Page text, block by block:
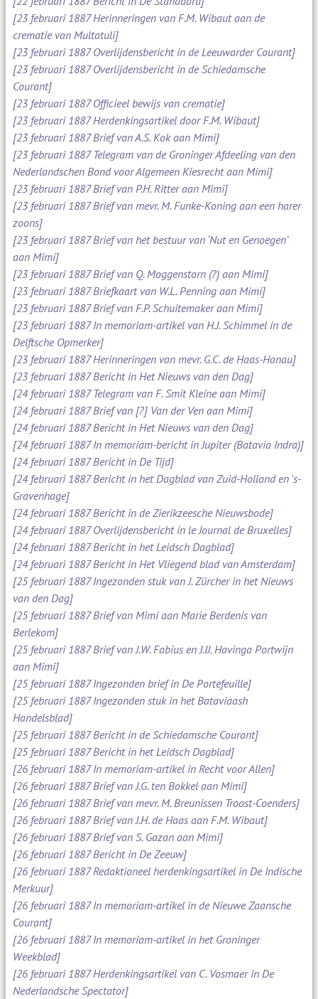
[23 februari 1887 Herinneringen van F.M. Wibaut aan de
crematie van Multatuli]
[23 februari 1887 Overlijdensbericht in de Leeuwarder Courant]
[23 februari 1887 Overlijdensbericht in de Schiedamsche
Courant]
[23 februari 1887 Officieel bewijs van crematie]
[23 februari 1887 Herdenkingsartikel door F.M. Wibaut]
[23 februari 1887 Brief van A.S. Kok aan Mimi]
[23 februari 1887 Telegram van de Groninger Afdeeling van den
Nederlandschen Bond voor Algemeen Kiesrecht aan Mimi]
[23 februari 1887 Brief van P.H. Ritter aan Mimi]
[23 februari 1887 Brief van mevr. M. Funke-Koning aan een harer
zoons]
[23 februari 1887 Brief van het bestuur van ‘Nut en Genoegen’
aan Mimi]
[23 februari 1887 Brief van Q. Moggenstorn (?) aan Mimi]
[23 februari 1887 Briefkaart van W.L. Penning aan Mimi]
[23 februari 1887 Brief van F.P. Schuitemaker aan Mimi]
[23 februari 1887 In memoriam-artikel van H.J. Schimmel in de
Delftsche Opmerker]
[23 februari 1887 Herinneringen van mevr. G.C. de Haas-Hanau]
[23 februari 1887 Bericht in Het Nieuws van den Dag]
[24 februari 1887 Telegram van F. Smit Kleine aan Mimi]
[24 februari 1887 Brief van [?] Van der Ven aan Mimi]
[24 februari 1887 Bericht in Het Nieuws van den Dag]
[24 februari 1887 In memoriam-bericht in Jupiter (Batavia Indra)]
[24 februari 1887 Bericht in De Tijd]
[24 februari 1887 Bericht in het Dagblad van Zuid-Holland en 's-
Gravenhage]
[24 februari 1887 Bericht in de Zierikzeesche Nieuwsbode]
[24 februari 1887 Overlijdensbericht in le Journal de Bruxelles]
[24 februari 1887 Bericht in het Leidsch Dagblad]
[24 februari 1887 Bericht in Het Vliegend blad van Amsterdam]
[25 februari 1887 Ingezonden stuk van J. Zürcher in het Nieuws
van den Dag]
[25 februari 1887 Brief van Mimi aan Marie Berdenis van
Berlekom]
[25 februari 1887 Brief van J.W. Fabius en J.IJ. Havinga Portwijn
aan Mimi]
[25 februari 1887 Ingezonden brief in De Portefeuille]
[25 februari 1887 Ingezonden stuk in het Bataviaash
Handelsblad]
[25 februari 1887 Bericht in de Schiedamsche Courant]
[25 februari 1887 Bericht in het Leidsch Dagblad]
[26 februari 1887 In memoriam-artikel in Recht voor Allen]
[26 februari 1887 Brief van J.G. ten Bokkel aan Mimi]
[26 februari 1887 Brief van mevr. M. Breunissen Troost-Coenders]
[26 februari 1887 Brief van J.H. de Haas aan F.M. Wibaut]
[26 februari 1887 Brief van S. Gazan aan Mimi]
[26 februari 1887 Bericht in De Zeeuw]
[26 februari 1887 Redaktioneel herdenkingsartikel in De Indische
Merkuur]
[26 februari 1887 In memoriam-artikel in de Nieuwe Zaansche
Courant]
[26 februari 1887 In memoriam-artikel in het Groninger
Weekblad]
[26 februari 1887 Herdenkingsartikel van C. Vosmaer in De
Nederlandsche Spectator]